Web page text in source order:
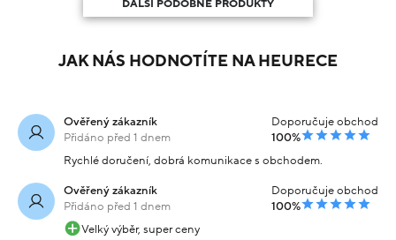
DALŠÍ PODOBNÉ PRODUKTY
JAK NÁS HODNOTÍTE NA HEURECE
Ověřený zákazník
Přidáno před 1 dnem
Doporučuje obchod
100%
Rychlé doručení, dobrá komunikace s obchodem.
Ověřený zákazník
Přidáno před 1 dnem
Doporučuje obchod
100%
Velký výběr, super ceny